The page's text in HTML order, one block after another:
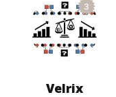
3
Velrix